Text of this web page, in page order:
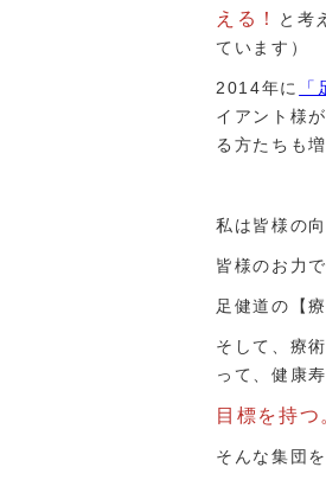
える！
と考
ています）
2014年に
イアント様
る方たちも
私は皆様の
皆様のお力
足健道の【
そして、療
って、健康
目標を持
そんな集団